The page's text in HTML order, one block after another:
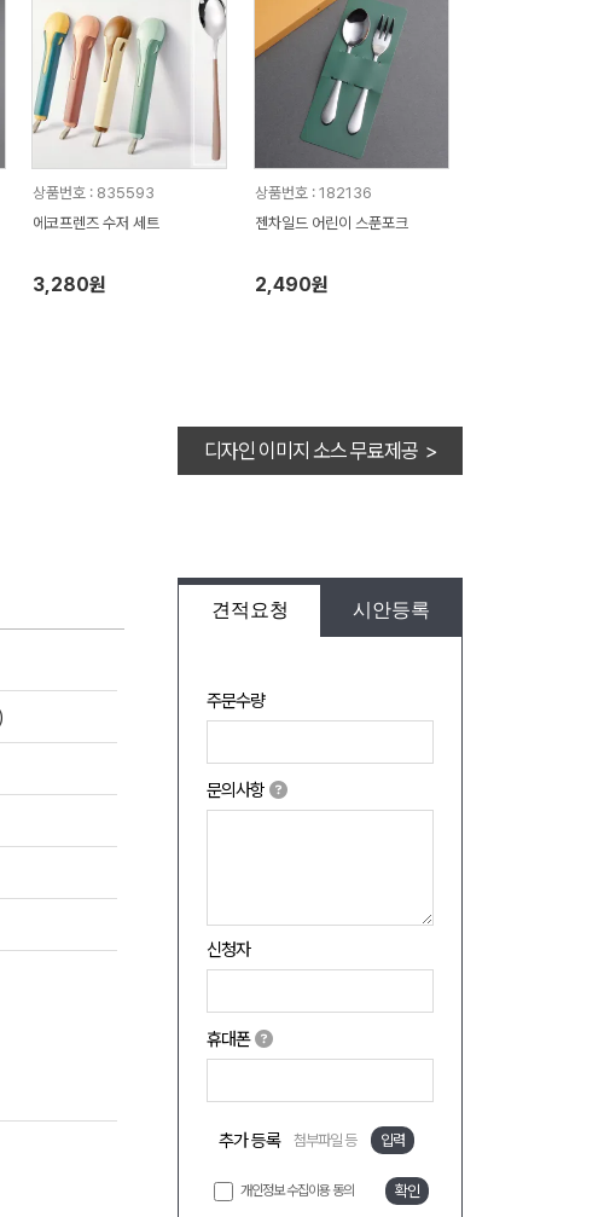
상품번호 : 835593
에코프렌즈 수저 세트
3,280원
상품번호 : 182136
젠차일드 어린이 스푼포크
2,490원
디자인 이미지 소스 무료제공 >
견적요청 시안등록
주문수량
문의사항
신청자
휴대폰
추가 등록 첨부파일 등 입력
개인정보 수집이용 동의 확인